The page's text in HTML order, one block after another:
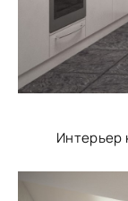
Интерьер